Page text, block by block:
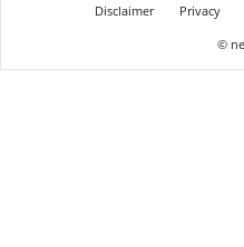
Disclaimer Privacy
©